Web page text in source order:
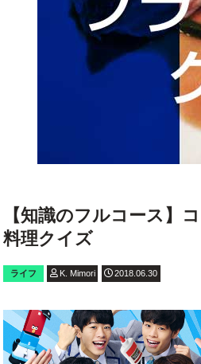
【知識のフルコース】
料理クイズ
ライフ K. Mimori 2018.06.30